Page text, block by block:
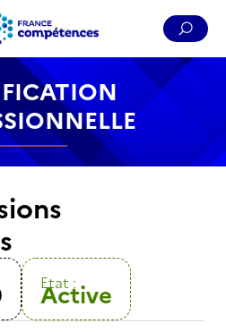
Menu Pied de page
Etat :
Active